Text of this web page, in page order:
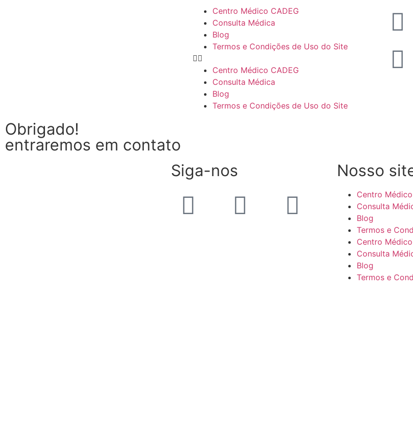
Centro Médico CADEG
Consulta Médica
Blog
Termos e Condições de Uso do Site
Centro Médico CADEG
Consulta Médica
Blog
Termos e Condições de Uso do Site
Obrigado!
entraremos em contato
Siga-nos
Nosso
Centro
Consulta
Blog
Termos e
Centro
Consulta
Blog
Termos e